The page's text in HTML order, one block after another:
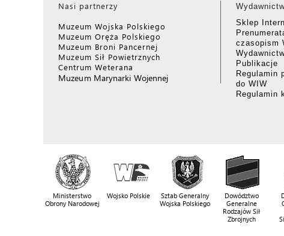
Nasi partnerzy
Muzeum Wojska Polskiego
Muzeum Oręża Polskiego
Muzeum Broni Pancernej
Muzeum Sił Powietrznych
Centrum Weterana
Muzeum Marynarki Wojennej
Sklep
czasopism
Publikacje
Regulamin
do WIW
Regulamin
Ministerstwo
Obrony Narodowej
Wojsko Polskie
Sztab Generalny
Wojska Polskiego
Dowództwo
Generalne
Rodzajów Sił
Zbrojnych